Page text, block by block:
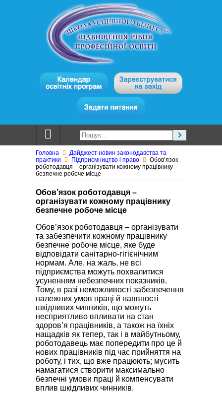
Головна
Дайджест новин законодавства та
практики
Підприємництво і право
Обов’язок
роботодавця – організувати кожному працівнику
безпечне робоче місце
Обов’язок роботодавця –
організувати кожному працівнику
безпечне робоче місце
Обов’язок роботодавця – організувати
та забезпечити кожному працівнику
безпечне робоче місце, яке буде
відповідати санітарно-гігієнічним
нормам. Але, на жаль, не всі
підприємства можуть похвалитися
усуненням небезпечних показників.
Тому, в разі неможливості забезпечення
належних умов праці й наявності
шкідливих чинників, що можуть
несприятливо впливати на стан
здоров’я працівників, а також на їхніх
нащадків як тепер, так і в майбутньому,
роботодавець має попередити про це й
нових працівників під час прийняття на
роботу, і тих, що вже працюють; мусить
намагатися створити максимально
безпечні умови праці й компенсувати
вплив шкідливих чинників.